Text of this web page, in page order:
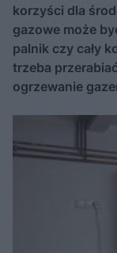
korzyści dla
gazowe może
palnik czy cały
trzeba
ogrzewanie